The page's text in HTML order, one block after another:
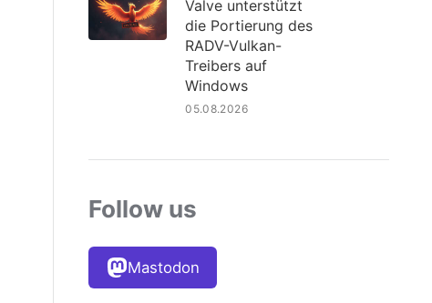
Valve unterstützt
die Portierung des
RADV-Vulkan-
Treibers auf
Windows
05.08.2026
Follow us
Mastodon